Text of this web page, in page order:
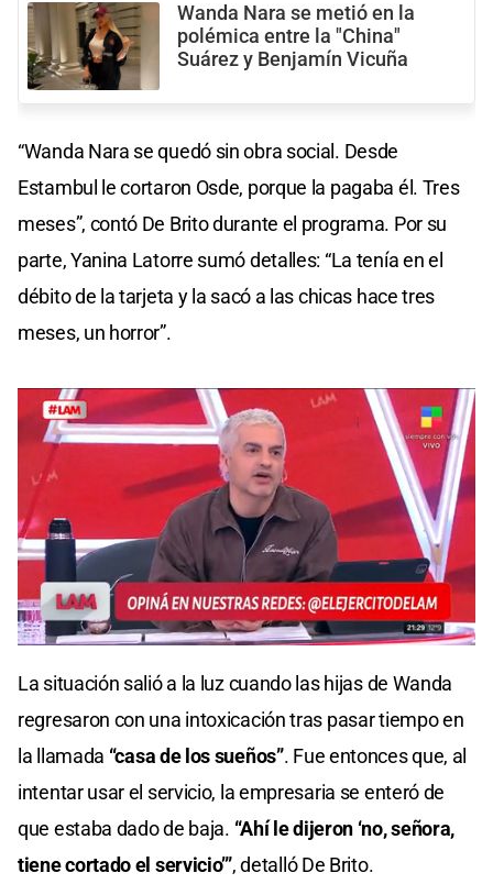
Wanda Nara se metió en la
polémica entre la "China"
Suárez y Benjamín Vicuña
“Wanda Nara se quedó sin obra social. Desde
Estambul le cortaron Osde, porque la pagaba él. Tres
meses”, contó De Brito durante el programa. Por su
parte, Yanina Latorre sumó detalles: “La tenía en el
débito de la tarjeta y la sacó a las chicas hace tres
meses, un horror”.
of
seconds
La situación salió a la luz cuando las hijas de Wanda
regresaron con una intoxicación tras pasar tiempo en
la llamada “casa de los sueños”. Fue entonces que, al
intentar usar el servicio, la empresaria se enteró de
que estaba dado de baja. “Ahí le dijeron ‘no, señora,
tiene cortado el servicio’”, detalló De Brito.